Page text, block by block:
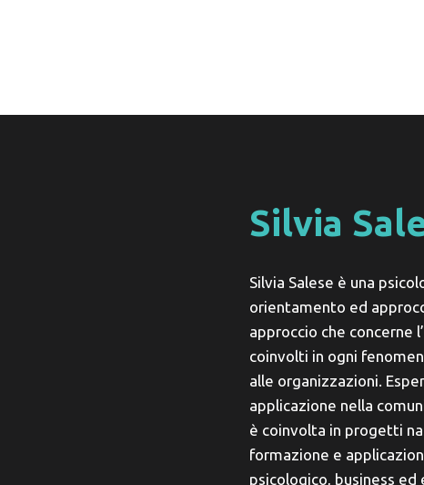
Silvia
Silvia Salese è una
orientamento ed
approccio che concerne
coinvolti in ogni
alle organizzazioni.
applicazione nella
è coinvolta in progetti
formazione e
psicologico, business ed